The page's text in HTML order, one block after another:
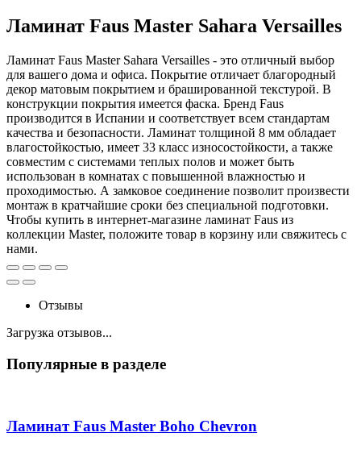
Ламинат Faus Master Sahara Versailles
Ламинат Faus Master Sahara Versailles - это отличный выбор
для вашего дома и офиса. Покрытие отличает благородный
декор матовым покрытием и брашированной текстурой. В
конструкции покрытия имеется фаска. Бренд Faus
производится в Испании и соответствует всем стандартам
качества и безопасности. Ламинат толщиной 8 мм обладает
влагостойкостью, имеет 33 класс износостойкости, а также
совместим с системами теплых полов и может быть
использован в комнатах с повышенной влажностью и
проходимостью. А замковое соединение позволит произвести
монтаж в кратчайшие сроки без специальной подготовки.
Чтобы купить в интернет-магазине ламинат Faus из
коллекции Master, положите товар в корзину или свяжитесь с
нами.
Отзывы
Загрузка отзывов...
Популярные в разделе
Ламинат Faus Master Boho Chevron